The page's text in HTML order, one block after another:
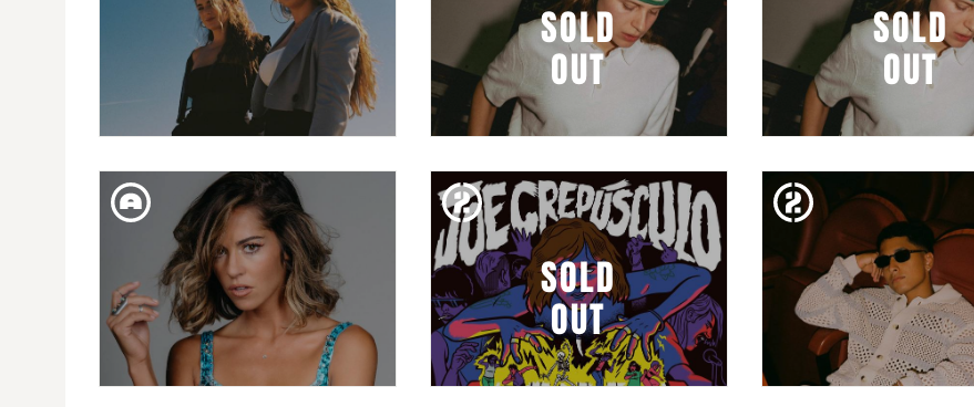
EMPREMTES: CARMEN Y
MARÍA
SOLD
OUT
MUSHKAA
SOLD
OUT
MUSHKAA
SOLD
OUT